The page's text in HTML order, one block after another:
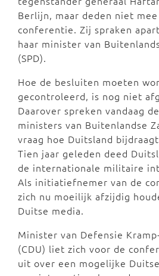
Berlijn, maar deden niet mee
conferentie. Zij spraken
haar minister van
(SPD).
Hoe de besluiten moeten
gecontroleerd, is nog niet
Daarover spreken vandaag
ministers van Buitenlandse
vraag hoe Duitsland
Tien jaar geleden deed
de internationale militaire
Als initiatiefnemer van de
zich nu moeilijk afzijdig
Duitse media.
Minister van Defensie
(CDU) liet zich voor de
uit over een mogelijke